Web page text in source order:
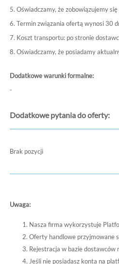
5. Oświadczamy, że zobowiązujemy
6. Termin związania ofertą wynosi 30
7. Koszt transportu: po stronie
8. Oświadczamy, że posiadamy
Dodatkowe warunki formalne:
-
Dodatkowe pytania do oferty:
Brak pozycji
Uwaga:
Nasza firma wykorzystuje
Oferty handlowe przyjmowane
Rejestracja w bazie dostawców
Jeśli nie posiadasz konta na